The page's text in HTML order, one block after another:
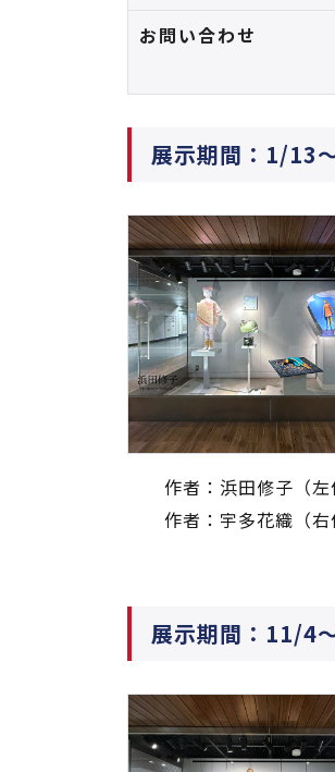
お問い合わせ
展示期間：1/13
作者：浜田修子（左
作者：宇多花織（右
展示期間：11/4